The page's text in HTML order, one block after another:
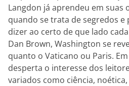
Langdon já aprendeu em suas
quando se trata de segredos e
dizer ao certo de que lado
Dan Brown, Washington se
quanto o Vaticano ou Paris.
desperta o interesse dos
variados como ciência,